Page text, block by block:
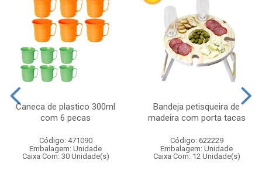
Caneca de plastico 300ml
com 6 pecas
Código: 471090
Embalagem: Unidade
Caixa Com: 30 Unidade(s)
Bandeja petisqueira de
madeira com porta tacas
Código: 622229
Embalagem: Unidade
Caixa Com: 12 Unidade(s)